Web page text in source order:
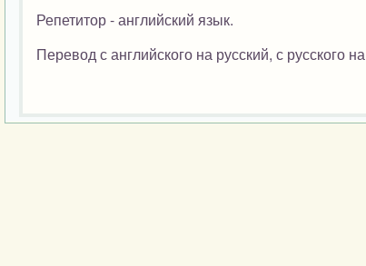
Репетитор - английский язык.
Перевод с английского на русский, с русского